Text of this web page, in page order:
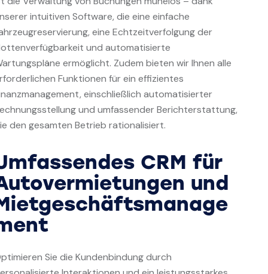
intuitiven Software, die eine einfache
eine Echtzeitverfolgung der
und automatisierte
ermöglicht. Zudem bieten wir Ihnen alle
Funktionen für ein effizientes
einschließlich automatisierter
und umfassender Berichterstattung,
den gesamten Betrieb rationalisiert.
CRM für
und
Sie die Kundenbindung durch